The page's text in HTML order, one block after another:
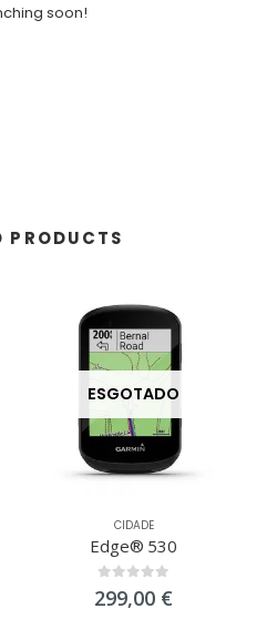
soon!
PRODUCTS
ESGOTADO
CIDADE
Edge® 530
0 out of 5
299,00 €